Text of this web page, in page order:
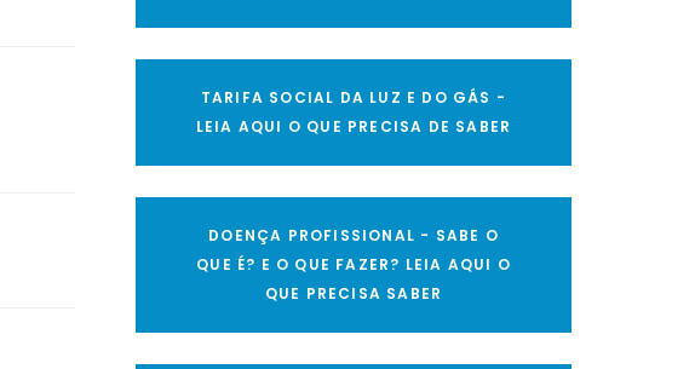
TARIFA SOCIAL DA LUZ E DO GÁS -
LEIA AQUI O QUE PRECISA DE SABER
DOENÇA PROFISSIONAL - SABE O
QUE É? E O QUE FAZER? LEIA AQUI O
QUE PRECISA SABER